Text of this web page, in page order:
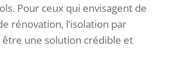
Pour ceux qui envisagent de
rénovation, l’isolation par
être une solution crédible et